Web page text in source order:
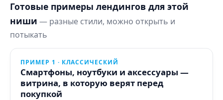
Готовые примеры лендингов для этой
ниши — разные стили, можно открыть и
потыкать
ПРИМЕР 1 · КЛАССИЧЕСКИЙ
Смартфоны, ноутбуки и аксессуары —
витрина, в которую верят перед
покупкой